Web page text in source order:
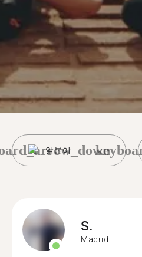
일본어
S.
Madrid